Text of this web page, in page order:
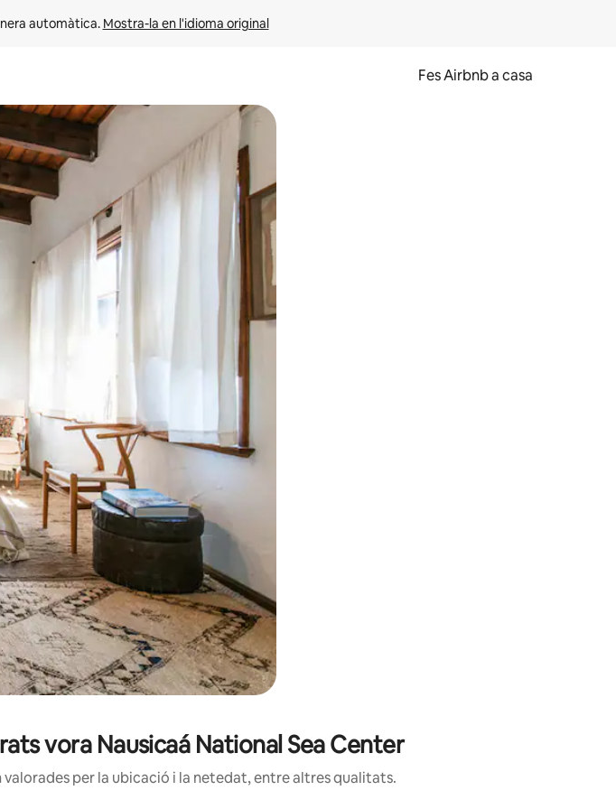
automàtica. Mostra-la en l'idioma original
Fes Airbnb a casa
fletxes (amunt i avall), o bé fent un toc a la pantalla o fent-hi lliscar el dit.
vora Nausicaá National Sea Center
per la ubicació i la netedat, entre altres qualitats.